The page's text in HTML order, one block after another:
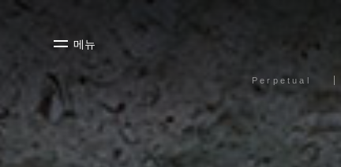
메뉴
Perpetual